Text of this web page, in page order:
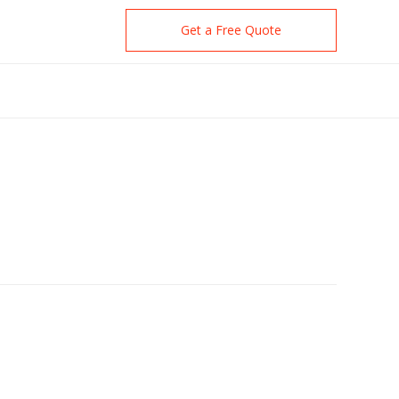
Get a Free Quote